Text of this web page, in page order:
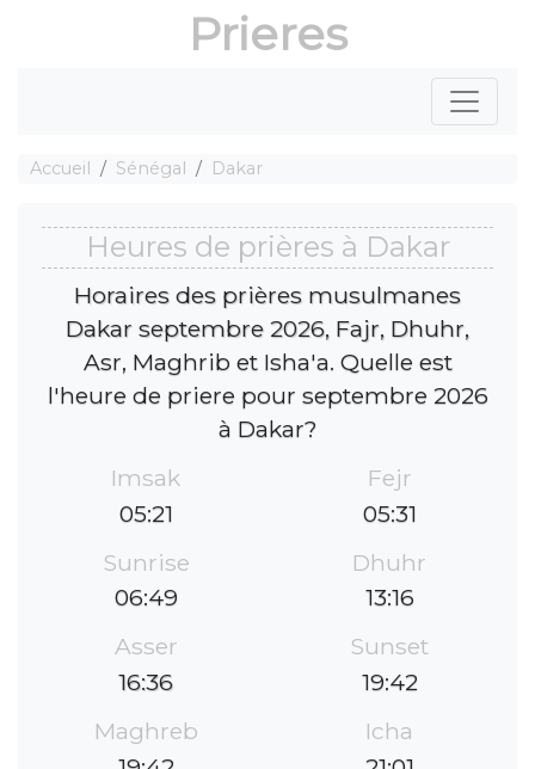
Prieres
Accueil Sénégal Dakar
Heures de prières à Dakar
Horaires des prières musulmanes
Dakar septembre 2026, Fajr, Dhuhr,
Asr, Maghrib et Isha'a. Quelle est
l'heure de priere pour septembre 2026
à Dakar?
Imsak
05:21
Fejr
05:31
Sunrise
06:49
Dhuhr
13:16
Asser
16:36
Sunset
19:42
Maghreb
Icha